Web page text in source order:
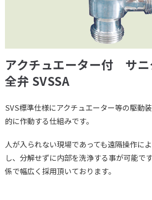
アクチュエーター付 サニ
全弁 SVSSA
SVS標準仕様にアクチュエーター等の駆動
的に作動する仕組みです。
人が入られない現場であっても遠隔操作に
し、分解せずに内部を洗浄する事が可能で
係で幅広く採用頂いております。